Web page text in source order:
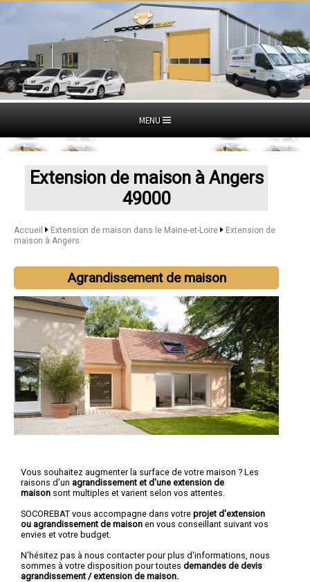
MENU
Extension de maison à Angers
49000
Accueil Extension de maison dans le Maine-et-Loire
Extension de
maison à Angers
Agrandissement de maison
Vous souhaitez augmenter la surface de votre maison ? Les
raisons d’un agrandissement et d'une extension de
maison sont multiples et varient selon vos attentes.
SOCOREBAT vous accompagne dans votre projet d'extension
ou agrandissement de maison en vous conseillant suivant vos
envies et votre budget.
N'hésitez pas à nous contacter pour plus d'informations, nous
sommes à votre disposition pour toutes demandes de devis
agrandissement / extension de maison.